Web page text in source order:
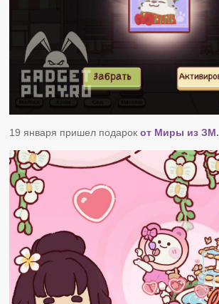
19 января пришел подарокот Миры из ЗМ.